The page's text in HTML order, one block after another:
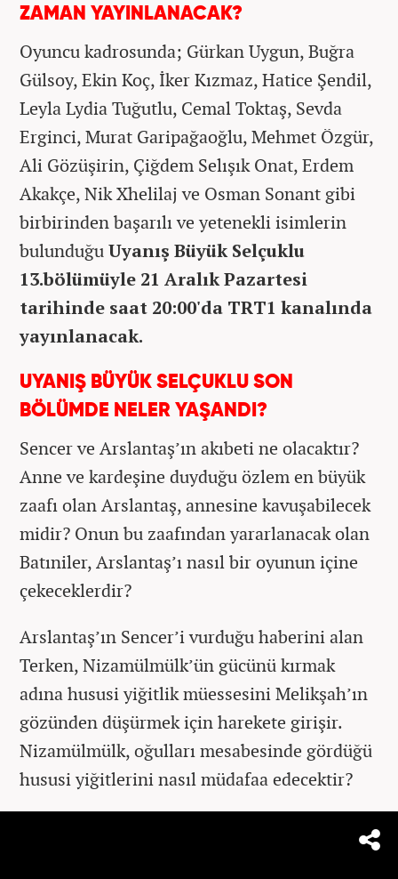
ZAMAN YAYINLANACAK?
Oyuncu kadrosunda; Gürkan Uygun​, Buğra
Gülsoy, Ekin Koç, İker Kızmaz, Hatice Şendil,
Leyla Lydia Tuğutlu, Cemal Toktaş, Sevda
Erginci, Murat Garipağaoğlu, Mehmet Özgür,
Ali Gözüşirin, Çiğdem Selışık Onat, Erdem
Akakçe, Nik Xhelilaj ve Osman Sonant gibi
birbirinden başarılı ve yetenekli isimlerin
bulunduğuUyanış Büyük Selçuklu
13.bölümüyle 21 Aralık Pazartesi
tarihinde saat 20:00'da TRT1 kanalında
yayınlanacak.
UYANIŞ BÜYÜK SELÇUKLU SON
BÖLÜMDE NELER YAŞANDI?
Sencer ve Arslantaş’ın akıbeti ne olacaktır?
Anne ve kardeşine duyduğu özlem en büyük
zaafı olan Arslantaş, annesine kavuşabilecek
midir? Onun bu zaafından yararlanacak olan
Batıniler, Arslantaş’ı nasıl bir oyunun içine
çekeceklerdir?
Arslantaş’ın Sencer’i vurduğu haberini alan
Terken, Nizamülmülk’ün gücünü kırmak
adına hususi yiğitlik müessesini Melikşah’ın
gözünden düşürmek için harekete girişir.
Nizamülmülk, oğulları mesabesinde gördüğü
hususi yiğitlerini nasıl müdafaa edecektir?